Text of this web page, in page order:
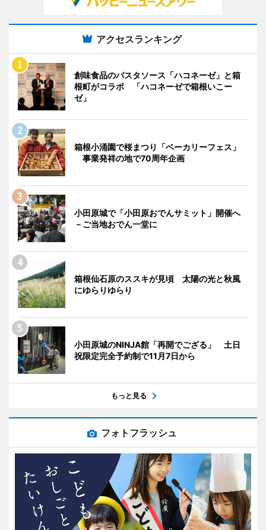
アクセスランキング
創味食品のパスタソース「ハコネーゼ」と箱
根町がコラボ 「ハコネーゼで箱根いこー
ゼ」
箱根小涌園で桜まつり「ベーカリーフェス」
事業発祥の地で70周年企画
小田原城で「小田原おでんサミット」開催へ
－ご当地おでん一堂に
箱根仙石原のススキが見頃 太陽の光と秋風
にゆらりゆらり
小田原城のNINJA館「再開でござる」 土日
祝限定完全予約制で11月7日から
もっと見る
フォトフラッシュ